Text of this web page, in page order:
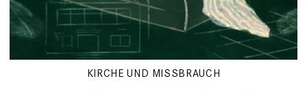
KIRCHE UND MISSBRAUCH